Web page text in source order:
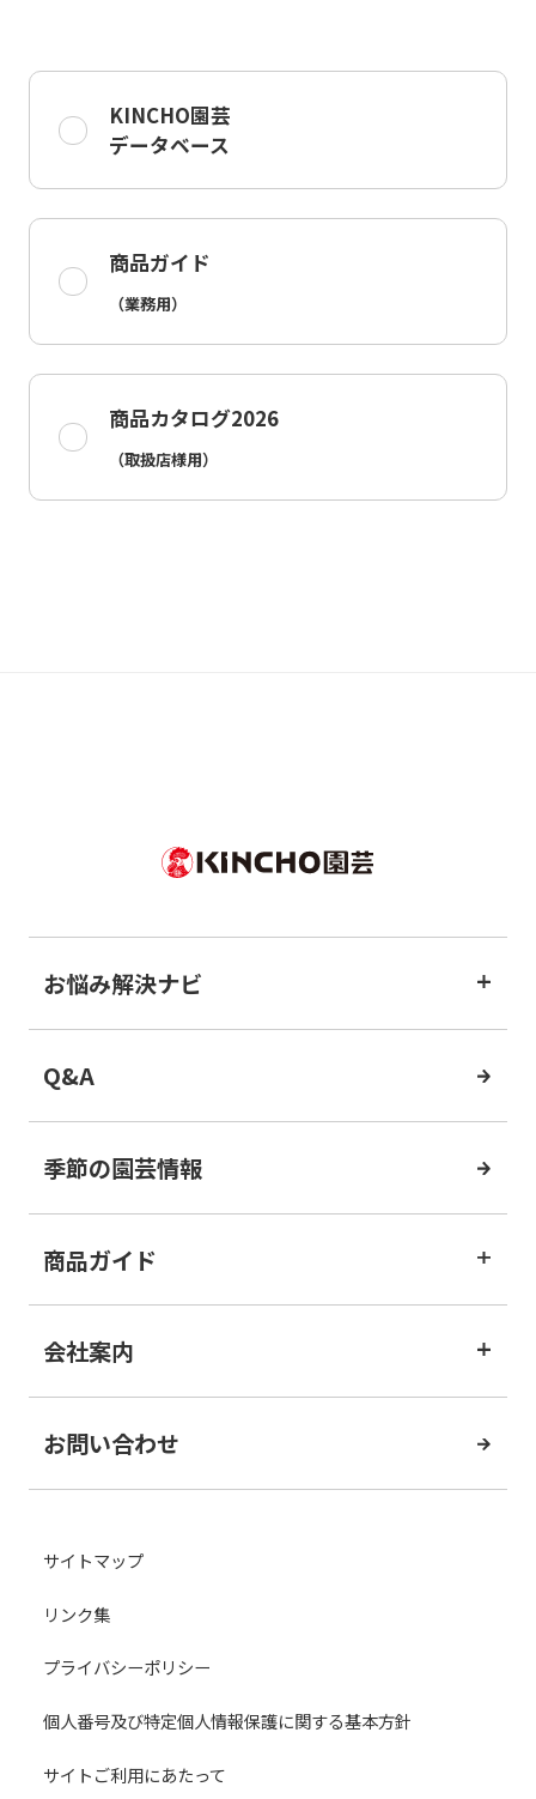
KINCHO園芸
データベース
商品ガイド
（業務用）
商品カタログ2026
（取扱店様用）
お悩み解決ナビ
Q&A
季節の園芸情報
商品ガイド
会社案内
お問い合わせ
サイトマップ
リンク集
プライバシーポリシー
個人番号及び特定個人情報保護に関する基本方針
サイトご利用にあたって